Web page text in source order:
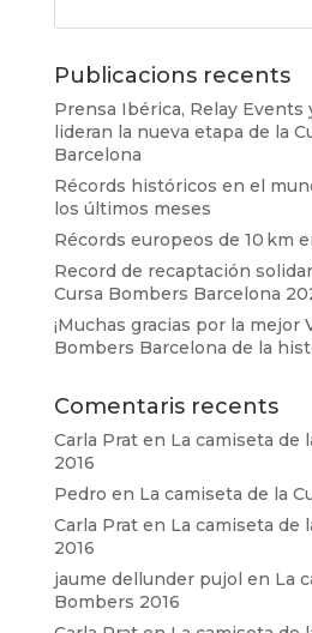
Publicacions recents
Prensa Ibérica, Relay
lideran la nueva etapa de la
Barcelona
Récords históricos en el
los últimos meses
Récords europeos de 10 km
Record de recaptación
Cursa Bombers Barcelona
¡Muchas gracias por la mejor
Bombers Barcelona de la
Comentaris recents
Carla Praten La camiseta de
2016
Pedro en La camiseta de la
Carla Praten La camiseta de
2016
jaume dellunder pujol en La
Bombers 2016